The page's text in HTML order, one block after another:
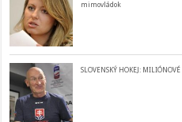
mimovládok
SLOVENSKÝ HOKEJ: